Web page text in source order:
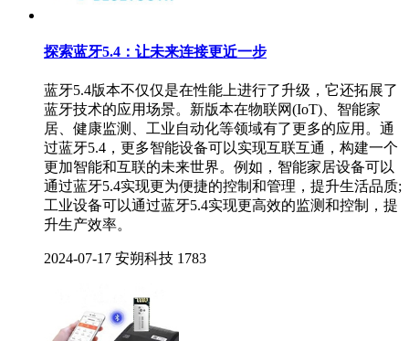
探索蓝牙5.4：让未来连接更近一步
蓝牙5.4版本不仅仅是在性能上进行了升级，它还拓展了
蓝牙技术的应用场景。新版本在物联网(IoT)、智能家
居、健康监测、工业自动化等领域有了更多的应用。通
过蓝牙5.4，更多智能设备可以实现互联互通，构建一个
更加智能和互联的未来世界。例如，智能家居设备可以
通过蓝牙5.4实现更为便捷的控制和管理，提升生活品质;
工业设备可以通过蓝牙5.4实现更高效的监测和控制，提
升生产效率。
2024-07-17 安朔科技 1783